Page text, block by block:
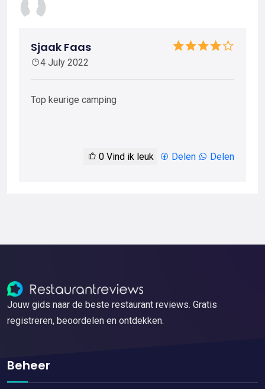
Sjaak Faas
4 July 2022
Top keurige camping
0 Vind ik leuk Delen Delen
Jouw gids naar de beste restaurant reviews. Gratis
registreren, beoordelen en ontdekken.
Beheer